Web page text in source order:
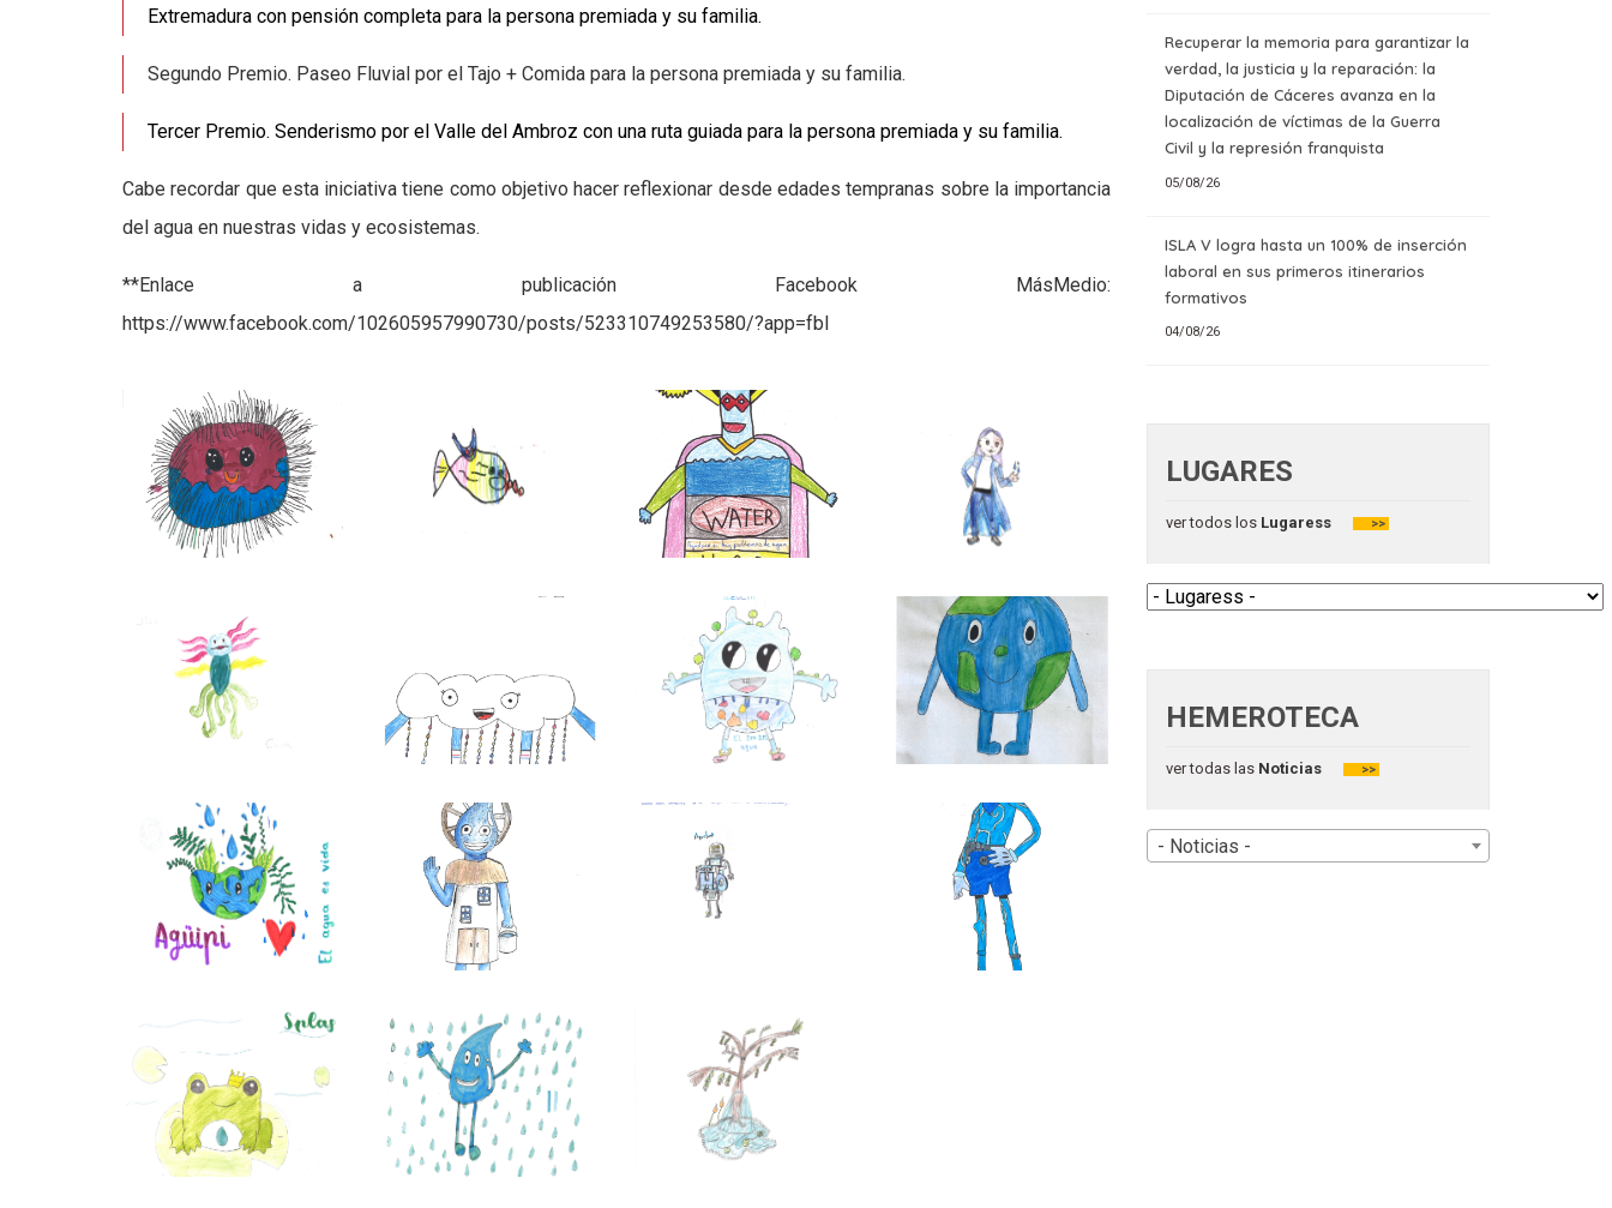
Extremadura con pensión completa para la persona premiada y su familia.
Segundo Premio. Paseo Fluvial por el Tajo + Comida para la persona premiada y su familia.
Tercer Premio. Senderismo por el Valle del Ambroz con una ruta guiada para la persona premiada y su familia.
Cabe recordar que esta iniciativa tiene como objetivo hacer reflexionar desde edades tempranas sobre la importancia
del agua en nuestras vidas y ecosistemas.
**Enlace a publicación Facebook MásMedio:
https://www.facebook.com/102605957990730/posts/523310749253580/?app=fbl
Recuperar la memoria para garantizar la
verdad, la justicia y la reparación: la
Diputación de Cáceres avanza en la
localización de víctimas de la Guerra
Civil y la represión franquista
05/08/26
ISLA V logra hasta un 100% de inserción
laboral en sus primeros itinerarios
formativos
04/08/26
LUGARES
ver todos los Lugaress >>
HEMEROTECA
ver todas las Noticias >>
- Noticias -